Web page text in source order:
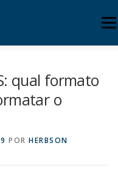
Menu
qual formato
o
POR HERBSON